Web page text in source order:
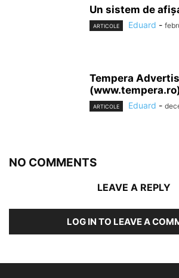
Un sistem de
ARTICOLE Eduard -
Tempera
ARTICOLE Eduard -
NO COMMENTS
LEAVE A REPLY
LOG IN TO LEAVE A